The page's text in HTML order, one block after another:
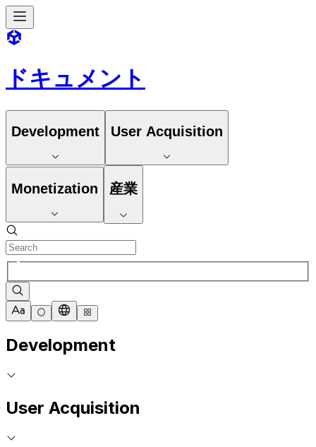
ドキュメント
Development User Acquisition
Monetization 産業
Development
User Acquisition